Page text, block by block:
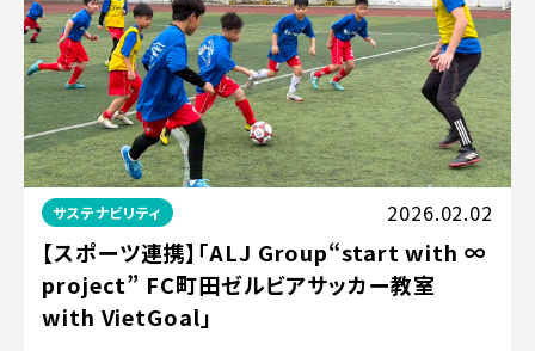
サステナビリティ 2026.02.02
【スポーツ連携】「ALJ Group“start with ∞
project” FC町田ゼルビアサッカー教室
with VietGoal」